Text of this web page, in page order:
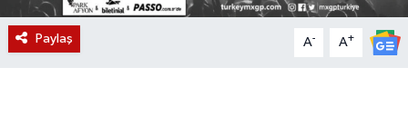
Paylaş A- A+